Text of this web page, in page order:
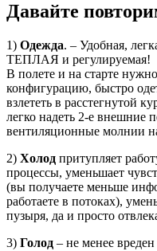
Давайте
1) Одежда. – Удобная,
ТЕПЛАЯ и регулируемая!
В полете и на старте
конфигурацию, быстро
взлететь в расстегнутой
легко надеть 2-е внешние
вентиляционные молнии
2) Холод притупляет
процессы, уменьшает
(вы получаете меньше
работаете в потоках),
пузыря, да и просто
3) Голод – не менее